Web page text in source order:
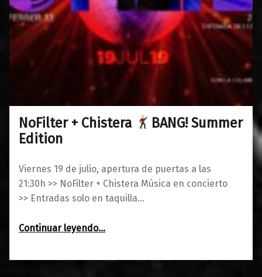
NoFilter + Chistera
BANG! Summer
Edition
Viernes 19 de julio, apertura de puertas a las
21:30h >> NoFilter + Chistera Música en concierto
>> Entradas solo en taquilla…
Continuar leyendoBANG! Summer Edition”
…
05/07/2019
0
Maravillas